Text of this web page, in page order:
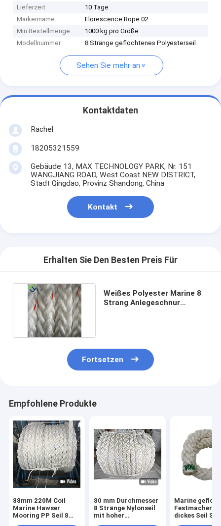
Lieferzeit
10 Tage
Markenname
Florescence Rope 02
Min Bestellmenge
1000 kg pro Größe
Modellnummer
8 Stränge geflochtenes Polyesterseil
Sehen Sie mehr an
Kontaktdaten
Rachel
18205321559
Gebäude 13, MAX TECHNOLOGY PARK, Nr. 151
WANGJIANG ROAD, West Coast NEW DISTRICT,
Stadt Qingdao, Provinz Shandong, China
Kontakt
Erhalten Sie Den Besten Preis Für
Weißes Polyester Marine 8
Strang Anlegeschnur
Fortsetzen
Empfohlene Produkte
88mm 220M Coil
Marine Hawser
Mooring PP Seil 8
80 mm Durchmesser
8 Stränge Nylonseil
mit hoher
Marine
dickes Seil